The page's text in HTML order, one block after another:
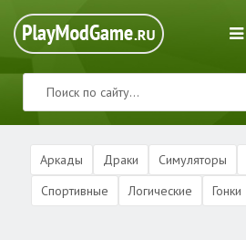
Аркады Драки Симуляторы
Спортивные
Логические Гонки